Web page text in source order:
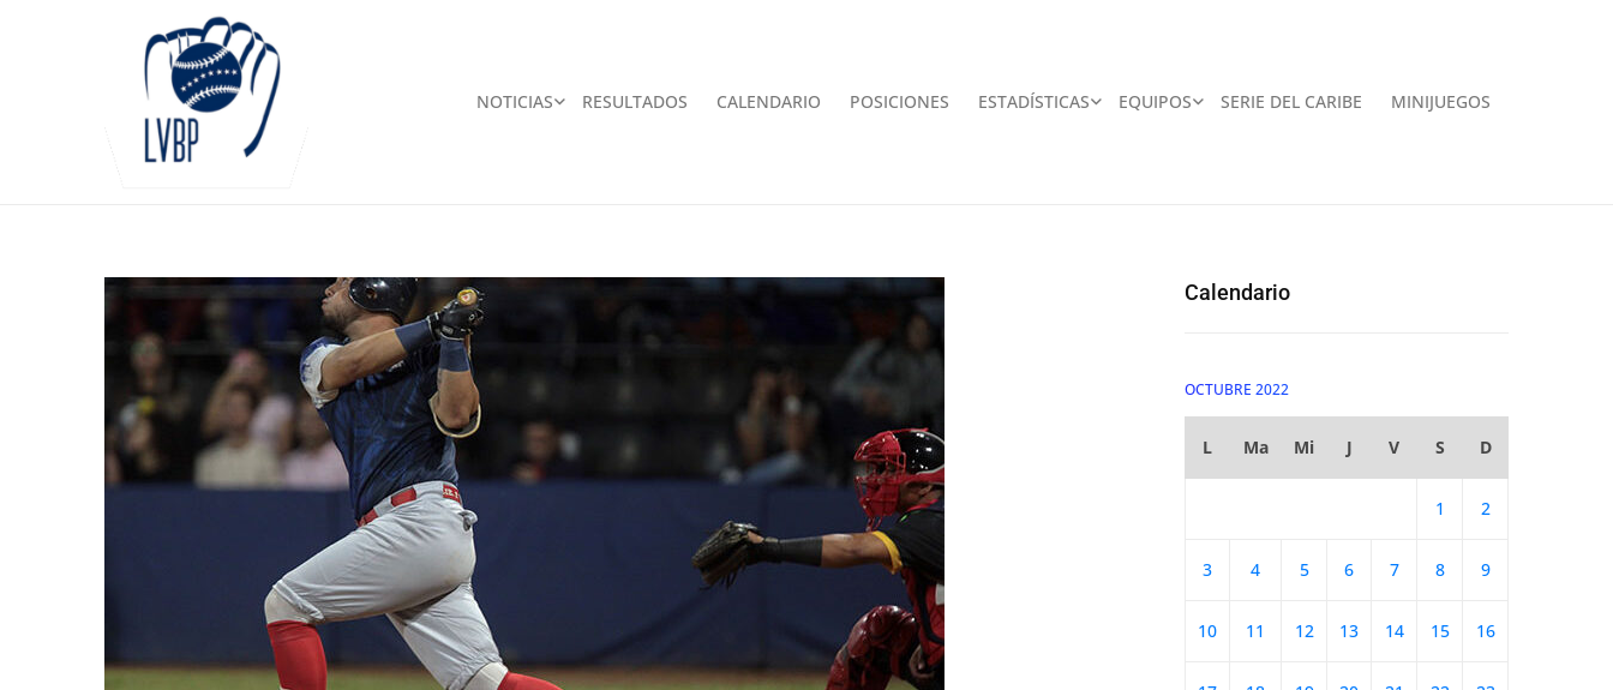
NOTICIAS RESULTADOS CALENDARIO POSICIONES ESTADÍSTICAS EQUIPOS SERIE DEL CARIBE MINIJUEGOS
Calendario
OCTUBRE 2022
L Ma Mi J V S D
1 2
3 4 5 6 7 8 9
10 11 12 13 14 15 16